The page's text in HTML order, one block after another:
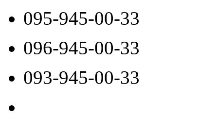
095-945-00-33
096-945-00-33
093-945-00-33